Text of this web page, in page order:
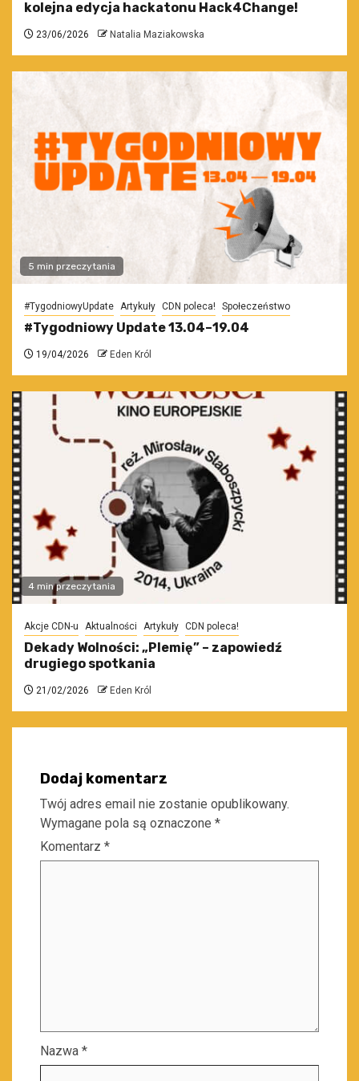
kolejna edycja hackatonu Hack4Change!
23/06/2026 Natalia Maziakowska
5 min przeczytania
#TygodniowyUpdate Artykuły CDN poleca! Społeczeństwo
#Tygodniowy Update 13.04–19.04
19/04/2026 Eden Król
4 min przeczytania
Akcje CDN-u Aktualności Artykuły CDN poleca!
Dekady Wolności: „Plemię” – zapowiedź
drugiego spotkania
21/02/2026 Eden Król
Dodaj komentarz
Twój adres email nie zostanie opublikowany.
Wymagane pola są oznaczone *
Komentarz *
Nazwa *